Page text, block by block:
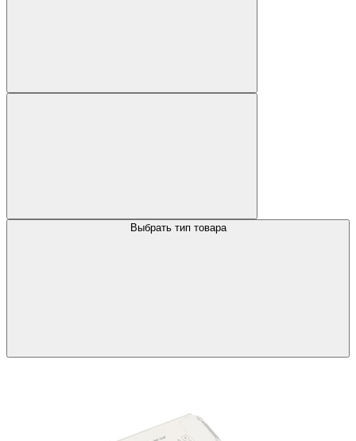
Выбрать тип товара